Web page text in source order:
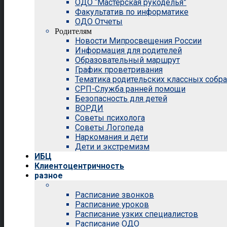
ОДО “Мастерская рукоделья”
Факультатив по информатике
ОДО Отчеты
Родителям
Новости Мипросвещения России
Информация для родителей
Образовательный маршрут
График проветривания
Тематика родительских классных
СРП-Служба ранней помощи
Безопасность для детей
ВОРДИ
Советы психолога
Советы Логопеда
Наркомания и дети
Дети и экстремизм
ИБЦ
Клиентоцентричность
разное
Расписание звонков
Расписание уроков
Расписание узких специалистов
Расписание ОДО